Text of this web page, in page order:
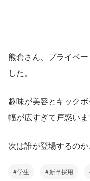
熊倉さん、プライベ
した。
趣味が美容とキック
幅が広すぎて戸惑い
次は誰が登場するの
学生 新卒採用